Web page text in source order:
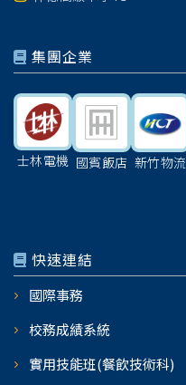
集團企業
士林電機 國賓飯店 新竹物流
快速連結
國際事務
校務成績系統
實用技能班(餐飲技術科)